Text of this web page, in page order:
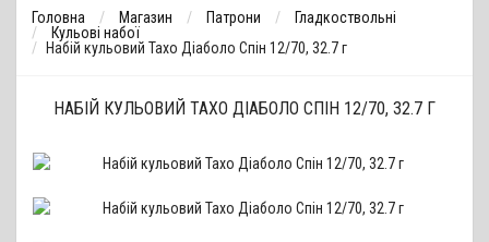
Головна Магазин Патрони
Гладкоствольні
Кульові набої
Набій кульовий Тахо Діаболо Спін 12/70, 32.7 г
НАБІЙ КУЛЬОВИЙ ТАХО ДІАБОЛО СПІН 12/70, 32.7 Г